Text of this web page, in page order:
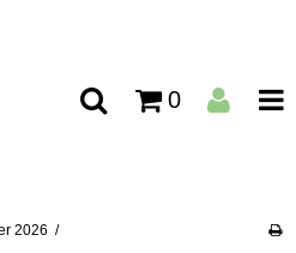
0
2026 /